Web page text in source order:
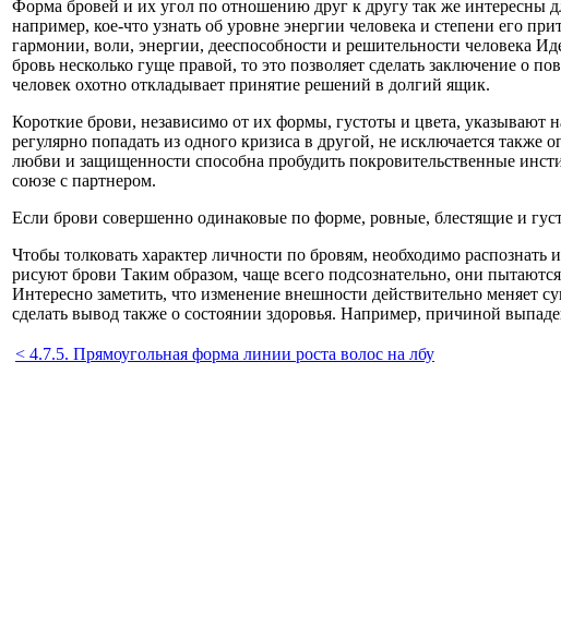
Форма бровей и их угол по отношению друг к другу так же интересны
например, кое-что узнать об уровне энергии человека и степени его
гармонии, воли, энергии, дееспособности и решительности человека
бровь несколько гуще правой, то это позволяет сделать заключение о
человек охотно откладывает принятие решений в долгий ящик.
Короткие брови, независимо от их формы, густоты и цвета,
регулярно попадать из одного кризиса в другой, нe исключается
любви и защищенности способна пробудить покровительственные
союзе с партнером.
Если брови совершенно одинаковые по форме, ровные, блестящие и
Чтобы толковать характер личности по бровям, необходимо
рисуют брови Таким образом, чаще всего подсознательно, они
Интересно заметить, что изменение внешности действительно меняет
сделать вывод также о состоянии здоровья. Например, причиной
< 4.7.5. Прямоугольная форма линии роста волос на лбу